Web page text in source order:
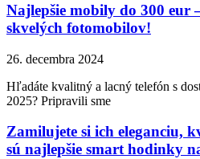
Najlepšie mobily do 300 eur
skvelých fotomobilov!
26. decembra 2024
Hľadáte kvalitný a lacný telefón s
2025? Pripravili sme
Zamilujete si ich eleganciu,
sú najlepšie smart hodinky